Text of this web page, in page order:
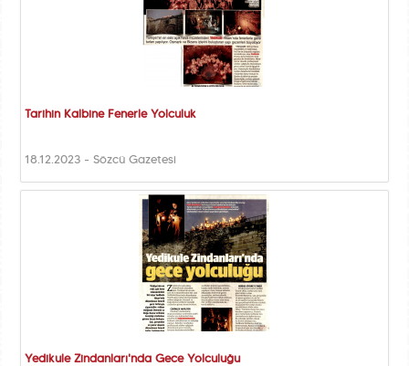
Tarihin Kalbine Fenerle Yolculuk
18.12.2023 - Sözcü Gazetesi
Yedikule Zindanları'nda Gece Yolculuğu